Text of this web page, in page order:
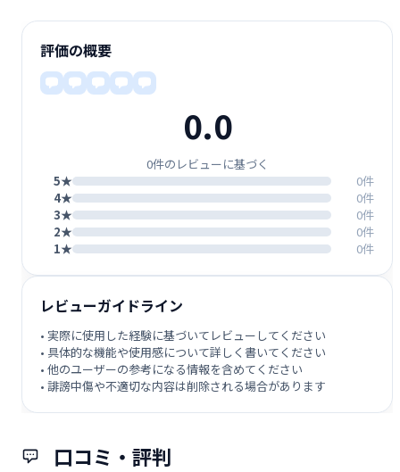
口コミ・評判
評価の概要
0.0
0件のレビューに基づく
5★
0件
4★
0件
3★
0件
2★
0件
1★
0件
レビューガイドライン
• 実際に使用した経験に基づいてレビューしてください
• 具体的な機能や使用感について詳しく書いてください
• 他のユーザーの参考になる情報を含めてください
• 誹謗中傷や不適切な内容は削除される場合があります